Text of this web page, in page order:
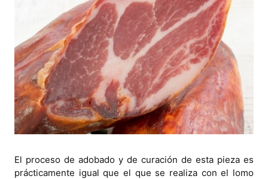
El proceso de adobado y de curación de esta pieza es
prácticamente igual que el que se realiza con el lomo